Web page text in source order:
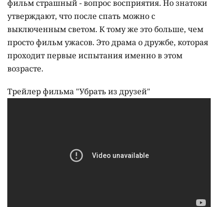
фильм страшный - вопрос восприятия. Но знатоки
утверждают, что после спать можно с
выключенным светом. К тому же это больше, чем
просто фильм ужасов. Это драма о дружбе, которая
проходит первые испытания именно в этом
возрасте.
Трейлер фильма "Убрать из друзей"